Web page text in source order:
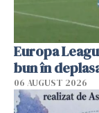
Europa
bun în
06 AUGUST 2026